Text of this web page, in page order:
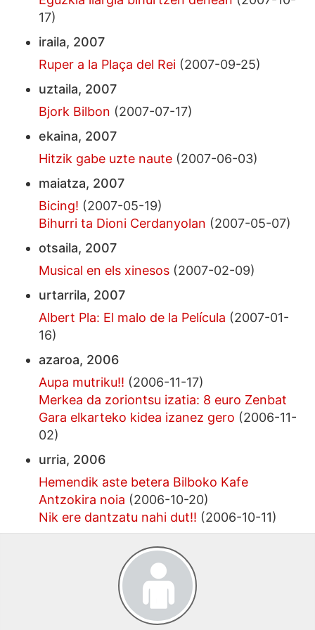
17)
iraila, 2007
Ruper a la Plaça del Rei (2007-09-25)
uztaila, 2007
Bjork Bilbon (2007-07-17)
ekaina, 2007
Hitzik gabe uzte naute (2007-06-03)
maiatza, 2007
Bicing! (2007-05-19)
Bihurri ta Dioni Cerdanyolan (2007-05-07)
otsaila, 2007
Musical en els xinesos (2007-02-09)
urtarrila, 2007
Albert Pla: El malo de la Película (2007-01-
16)
azaroa, 2006
Aupa mutriku!! (2006-11-17)
Merkea da zoriontsu izatia: 8 euro Zenbat
Gara elkarteko kidea izanez gero (2006-11-
02)
urria, 2006
Hemendik aste betera Bilboko Kafe
Antzokira noia (2006-10-20)
Nik ere dantzatu nahi dut!! (2006-10-11)